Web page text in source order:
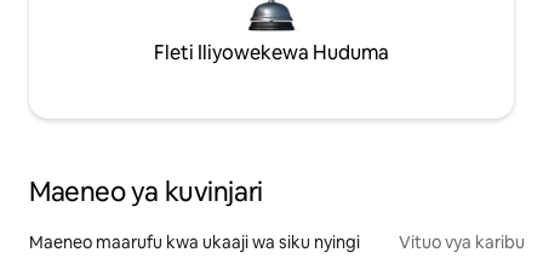
Fleti Iliyowekewa Huduma
Maeneo ya kuvinjari
Maeneo maarufu kwa ukaaji wa siku nyingi Vituo vya karibu